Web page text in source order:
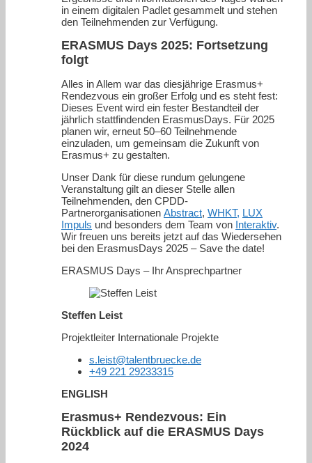
in einem digitalen Padlet gesammelt und stehen
den Teilnehmenden zur Verfügung.
ERASMUS Days 2025: Fortsetzung
folgt
Alles in Allem war das diesjährige Erasmus+
Rendezvous ein großer Erfolg und es steht fest:
Dieses Event wird ein fester Bestandteil der
jährlich stattfindenden ErasmusDays. Für 2025
planen wir, erneut 50–60 Teilnehmende
einzuladen, um gemeinsam die Zukunft von
Erasmus+ zu gestalten.
Unser Dank für diese rundum gelungene
Veranstaltung gilt an dieser Stelle allen
Teilnehmenden, den CPDD-
Partnerorganisationen Abstract, WHKT, LUX
Impuls und besonders dem Team von Interaktiv.
Wir freuen uns bereits jetzt auf das Wiedersehen
bei den ErasmusDays 2025 – Save the date!
ERASMUS Days – Ihr Ansprechpartner
Steffen Leist
Projektleiter Internationale Projekte
s.leist@talentbruecke.de
+49 221 29233315
ENGLISH
Erasmus+ Rendezvous: Ein
Rückblick auf die ERASMUS Days
2024